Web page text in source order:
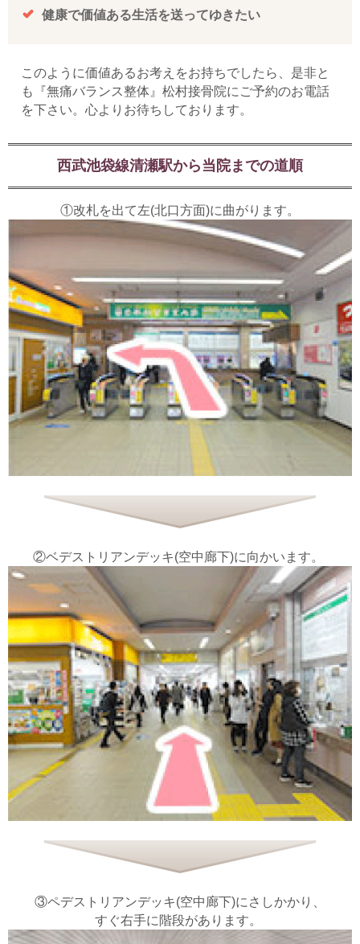
健康で価値ある生活を送ってゆきたい
このように価値あるお考えをお持ちでしたら、是非と
も『無痛バランス整体』松村接骨院にご予約のお電話
を下さい。心よりお待ちしております。
西武池袋線清瀬駅から当院までの道順
①改札を出て左(北口方面)に曲がります。
②ベデストリアンデッキ(空中廊下)に向かいます。
③ペデストリアンデッキ(空中廊下)にさしかかり、
すぐ右手に階段があります。